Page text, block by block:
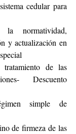
cedular para
normatividad,
y actualización en
de las
Descuento
simple de
de firmeza de las